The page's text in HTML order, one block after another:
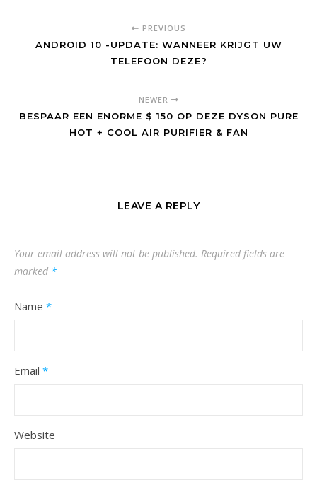
PREVIOUS
ANDROID 10 -UPDATE: WANNEER KRIJGT UW
TELEFOON DEZE?
NEWER
BESPAAR EEN ENORME $ 150 OP DEZE DYSON PURE
HOT + COOL AIR PURIFIER & FAN
LEAVE A REPLY
Your email address will not be published. Required fields are
marked *
Name *
Email *
Website